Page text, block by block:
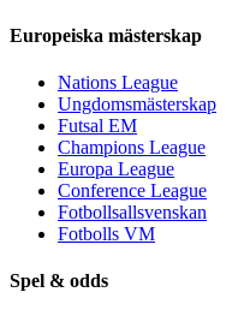
Europeiska mästerskap
Nations League
Ungdomsmästerskap
Futsal EM
Champions League
Europa League
Conference League
Fotbollsallsvenskan
Fotbolls VM
Spel & odds